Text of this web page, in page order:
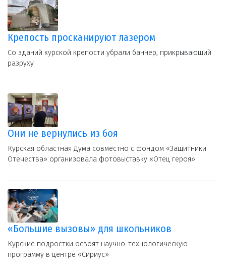
Крепость просканируют лазером
Со зданий курской крепости убрали баннер, прикрывающий
разруху
Они не вернулись из боя
Курская областная Дума совместно с фондом «Защитники
Отечества» организовала фотовыставку «Отец героя»
«Большие вызовы» для школьников
Курские подростки освоят научно-технологическую
программу в центре «Сириус»